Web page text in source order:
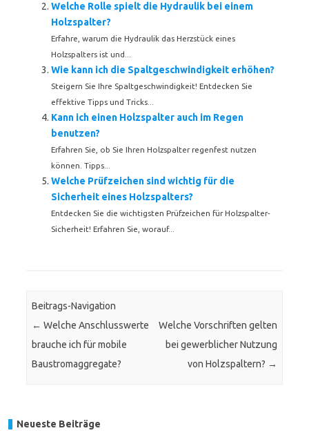
Welche Rolle spielt die Hydraulik bei einem
Holzspalter?
Erfahre, warum die Hydraulik das Herzstück eines
Holzspalters ist und...
Wie kann ich die Spaltgeschwindigkeit erhöhen?
Steigern Sie Ihre Spaltgeschwindigkeit! Entdecken Sie
effektive Tipps und Tricks...
Kann ich einen Holzspalter auch im Regen
benutzen?
Erfahren Sie, ob Sie Ihren Holzspalter regenfest nutzen
können. Tipps...
Welche Prüfzeichen sind wichtig für die
Sicherheit eines Holzspalters?
Entdecken Sie die wichtigsten Prüfzeichen für Holzspalter-
Sicherheit! Erfahren Sie, worauf...
Beitrags-Navigation
← Welche Anschlusswerte
brauche ich für mobile
Baustromaggregate?
Welche Vorschriften gelten
bei gewerblicher Nutzung
von Holzspaltern? →
Neueste Beiträge